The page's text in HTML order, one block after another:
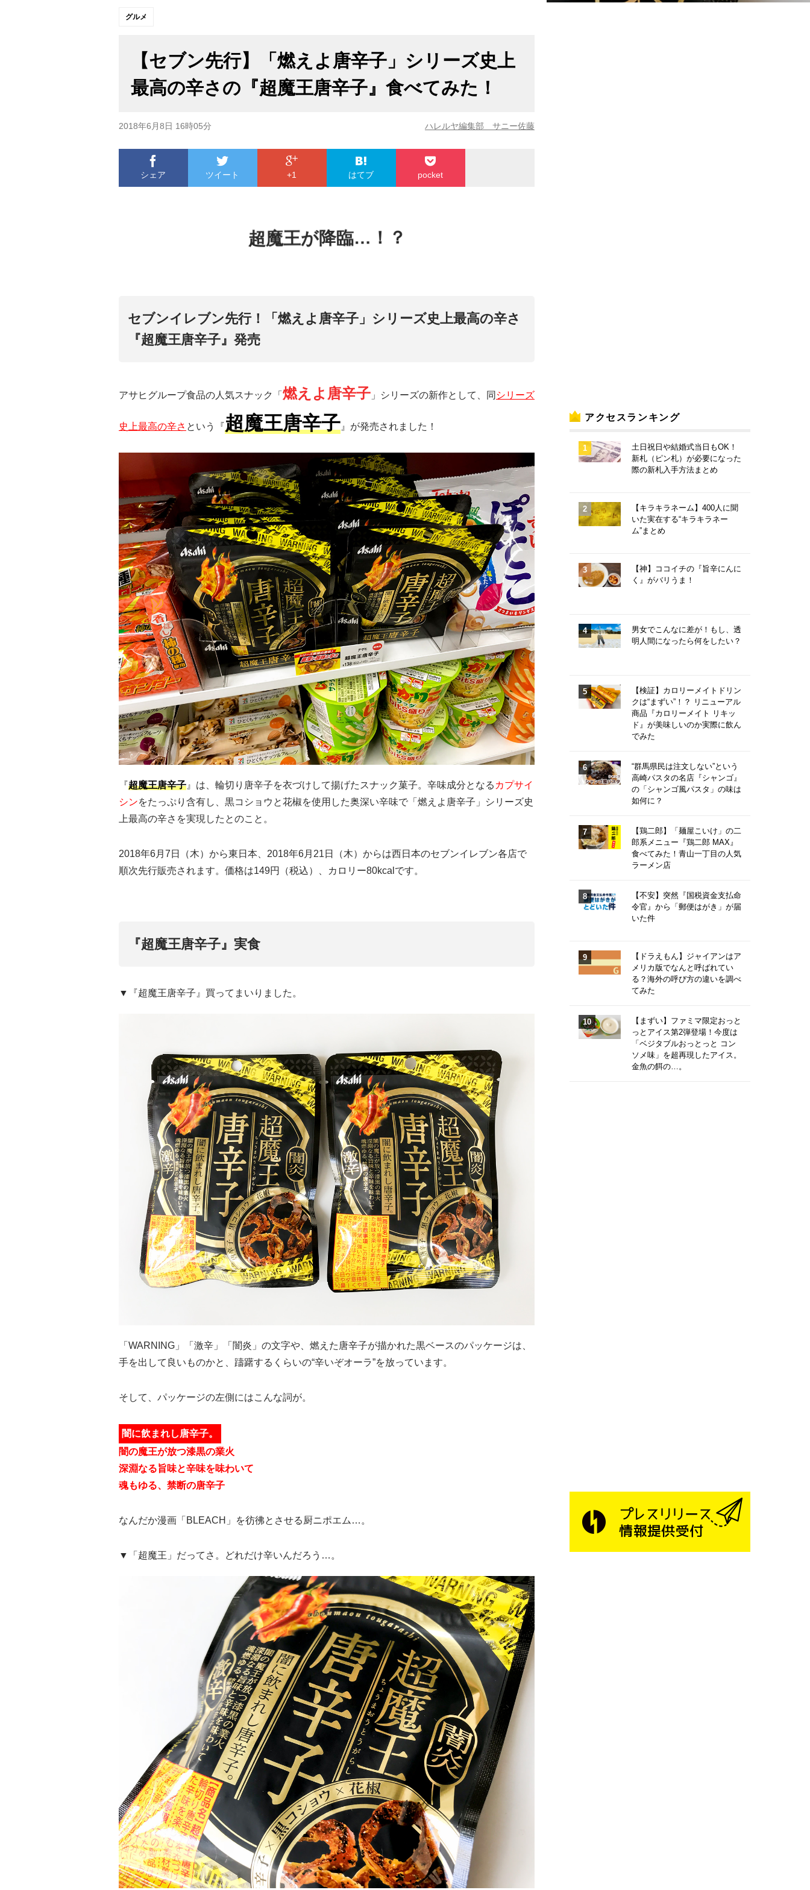
グルメ
【セブン先行】「燃えよ唐辛子」シリーズ史上
最高の辛さの『超魔王唐辛子』食べてみた！
2018年6月8日 16時05分 ハレルヤ編集部 サニー佐藤
シェア ツイート +1 はてブ pocket
超魔王が降臨…！？
セブンイレブン先行！「燃えよ唐辛子」シリーズ史上最高の辛さ
『超魔王唐辛子』発売
アサヒグループ食品の人気スナック「 燃えよ唐辛子 」シリーズの新作として、同 シリーズ
史上最高の辛さ という『超魔王唐辛子 』が発売されました！
『超魔王唐辛子 』は、輪切り唐辛子を衣づけして揚げたスナック菓子。辛味成分となる カプサイ
シンをたっぷり含有し、黒コショウと花椒を使用した奥深い辛味で「燃えよ唐辛子」シリーズ史
上最高の辛さを実現したとのこと。
2018年6月7日（木）から東日本、2018年6月21日（木）からは西日本のセブンイレブン各店で
順次先行販売されます。価格は149円（税込）、カロリー80kcalです。
『超魔王唐辛子』実食
▼『超魔王唐辛子』買ってまいりました。
「WARNING」「激辛」「闇炎」の文字や、燃えた唐辛子が描かれた黒ベースのパッケージは、
手を出して良いものかと、躊躇するくらいの“辛いぞオーラ”を放っています。
そして、パッケージの左側にはこんな詞が。
闇に飲まれし唐辛子。
闇の魔王が放つ漆黒の業火
深淵なる旨味と辛味を味わいて
魂もゆる、禁断の唐辛子
なんだか漫画「BLEACH」を彷彿とさせる厨ニポエム…。
▼「超魔王」だってさ。どれだけ辛いんだろう…。
アクセスランキング
土日祝日や結婚式当日もOK！
新札（ピン札）が必要になった
際の新札入手方法まとめ
【キラキラネーム】400人に聞
いた実在する“キラキラネー
ム”まとめ
【神】ココイチの『旨辛にんに
く』がバリうま！
男女でこんなに差が！もし、透
明人間になったら何をしたい？
【検証】カロリーメイトドリン
クは“まずい”！？ リニューアル
商品『カロリーメイト リキッ
ド』が美味しいのか実際に飲ん
でみた
“群馬県民は注文しない”という
高崎パスタの名店『シャンゴ』
の「シャンゴ風パスタ」の味は
如何に？
【鶏二郎】「麺屋こいけ」の二
郎系メニュー『鶏二郎 MAX』
食べてみた！青山一丁目の人気
ラーメン店
【不安】突然『国税資金支払命
令官』から「郵便はがき」が届
いた件
【ドラえもん】ジャイアンはア
メリカ版でなんと呼ばれてい
る？海外の呼び方の違いを調べ
てみた
【まずい】ファミマ限定おっと
っとアイス第2弾登場！今度は
「ベジタブルおっとっと コン
ソメ味」を超再現したアイス。
金魚の餌の…。